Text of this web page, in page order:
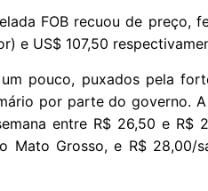
FOB recuou de preço,
e US$ 107,50
pouco, puxados pela
por parte do governo.
entre R$ 26,50 e R$
Mato Grosso, e R$ 28,00/